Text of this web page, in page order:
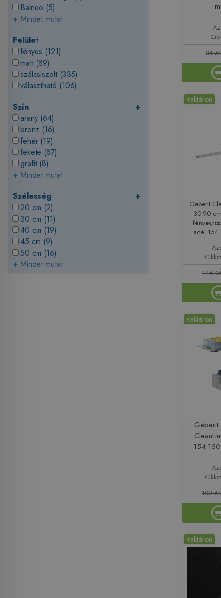
Balneo (5)
+ Mindet mutat
Felület
fényes (121)
matt (89)
szálcsiszolt (335)
választható (106)
Szín
+
arany (64)
bronz (16)
fehér (19)
fekete (87)
grafit (8)
+ Mindet mutat
Szélesség
+
20 cm (2)
30 cm (11)
40 cm (19)
45 cm (9)
50 cm (16)
+ Mindet mutat
34
Raktáron
Geberit
30-90
fényes/
acél
146
Raktáron
Geberit
102
Raktáron